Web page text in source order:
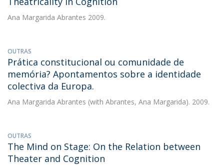
Ana Margarida Abrantes 2009.
OUTRAS
Prática constitucional ou comunidade de
memória? Apontamentos sobre a identidade
colectiva da Europa.
Ana Margarida Abrantes (with Abrantes, Ana Margarida). 2009.
OUTRAS
The Mind on Stage: On the Relation between
Theater and Cognition